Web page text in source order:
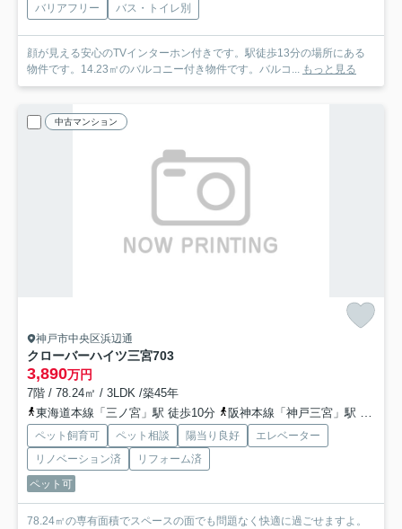
バリアフリー
バス・トイレ別
顔が見える安心のTVインターホン付きです。駅徒歩13分の場所にある
物件です。14.23㎡のバルコニー付き物件です。バルコ...
もっと見る
中古マンション
神戸市中央区浜辺通
クローバーハイツ三宮703
3,890万円
7階 / 78.24㎡ / 3LDK /築45年
東海道本線「三ノ宮」駅 徒歩10分
阪神本線「神戸三宮」駅 徒歩10分
ペット飼育可 ペット相談 陽当り良好
エレベーター
リノベーション済
リフォーム済
ペット可
78.24㎡の専有面積でスペースの面でも問題なく快適に過ごせますよ。